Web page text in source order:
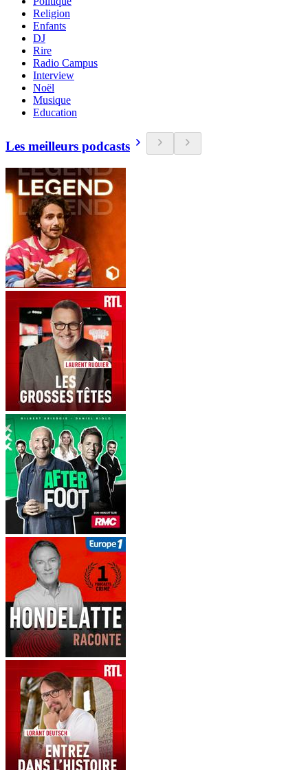
Religion
Enfants
DJ
Rire
Radio Campus
Interview
Noël
Musique
Education
Les meilleurs podcasts